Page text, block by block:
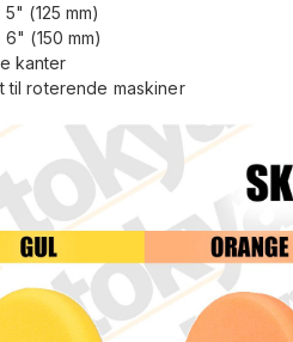
5" (125 mm)
6" (150 mm)
kanter
til roterende maskiner